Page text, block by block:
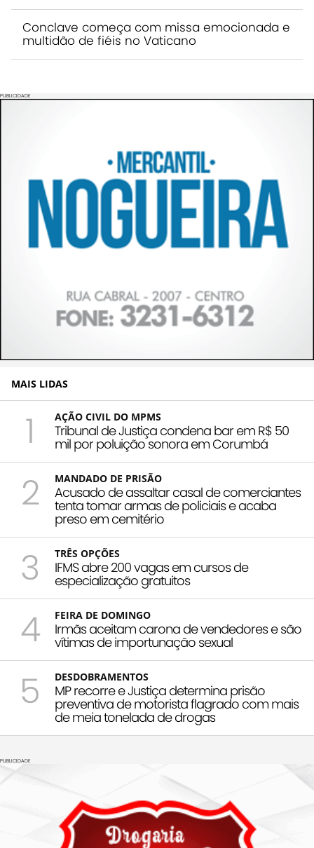
Conclave começa com missa emocionada e
multidão de fiéis no Vaticano
PUBLICIDADE
MAIS LIDAS
1 AÇÃO CIVIL DO MPMS
Tribunal de Justiça condena bar em R$ 50
mil por poluição sonora em Corumbá
2 MANDADO DE PRISÃO
Acusado de assaltar casal de comerciantes
tenta tomar armas de policiais e acaba
preso em cemitério
3 TRÊS OPÇÕES
IFMS abre 200 vagas em cursos de
especialização gratuitos
4 FEIRA DE DOMINGO
Irmãs aceitam carona de vendedores e são
vítimas de importunação sexual
5 DESDOBRAMENTOS
MP recorre e Justiça determina prisão
preventiva de motorista flagrado com mais
de meia tonelada de drogas
PUBLICIDADE